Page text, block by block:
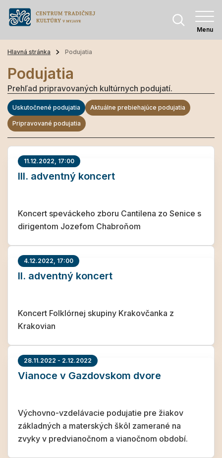
Menu
Hlavná stránka Podujatia
Podujatia
Prehľad pripravovaných kultúrnych podujatí.
Uskutočnené podujatia Aktuálne prebiehajúce podujatia
Pripravované podujatia
11.12.2022, 17:00
III. adventný koncert
Koncert speváckeho zboru Cantilena zo Senice s
dirigentom Jozefom Chabroňom
4.12.2022, 17:00
II. adventný koncert
Koncert Folklórnej skupiny Krakovčanka z
Krakovian
28.11.2022 - 2.12.2022
Vianoce v Gazdovskom dvore
Výchovno-vzdelávacie podujatie pre žiakov
základných a materských škôl zamerané na
zvyky v predvianočnom a vianočnom období.